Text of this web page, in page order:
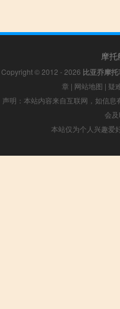
摩
Copyright © 2012 - 2026 比亚乔摩
章 | 网站地图 | 疑
声明：本站内容来自互联网，如信
会
本站仅为个人兴趣爱